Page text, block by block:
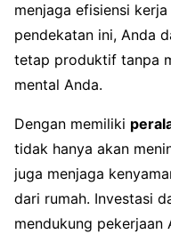
menjaga efisiensi
pendekatan ini, Anda
tetap produktif tanpa
mental Anda.
Dengan memiliki
tidak hanya akan
juga menjaga
dari rumah. Investasi
mendukung pekerjaan